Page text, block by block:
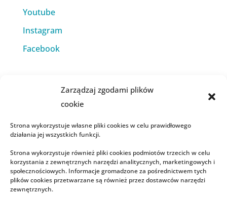
Zarządzaj zgodami plików
cookie
Strona wykorzystuje własne pliki cookies w celu prawidłowego
działania jej wszystkich funkcji.
Strona wykorzystuje również pliki cookies podmiotów trzecich w celu
korzystania z zewnętrznych narzędzi analitycznych, marketingowych i
społecznościowych. Informacje gromadzone za pośrednictwem tych
plików cookies przetwarzane są również przez dostawców narzędzi
zewnętrznych.
Youtube
Instagram
Facebook
Czwarty Trymestr
Żłobek, babcia, niania czy ja sama?